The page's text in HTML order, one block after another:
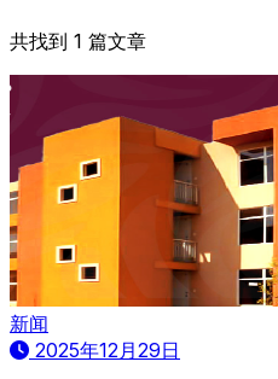
共找到 1 篇文章
新闻
2025年12月29日